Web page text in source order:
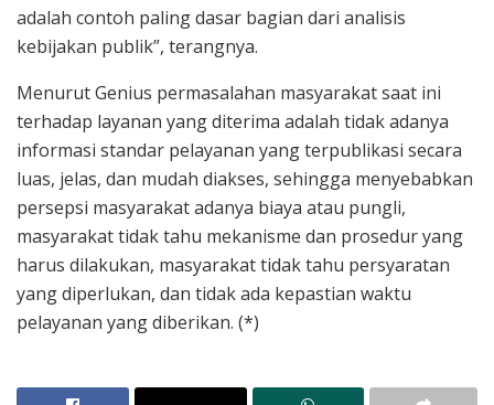
adalah contoh paling dasar bagian dari analisis
kebijakan publik”, terangnya.
Menurut Genius permasalahan masyarakat saat ini
terhadap layanan yang diterima adalah tidak adanya
informasi standar pelayanan yang terpublikasi secara
luas, jelas, dan mudah diakses, sehingga menyebabkan
persepsi masyarakat adanya biaya atau pungli,
masyarakat tidak tahu mekanisme dan prosedur yang
harus dilakukan, masyarakat tidak tahu persyaratan
yang diperlukan, dan tidak ada kepastian waktu
pelayanan yang diberikan. (*)